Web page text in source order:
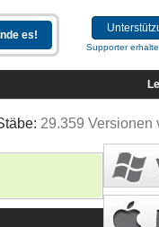
Supporter
29.359 Versionen